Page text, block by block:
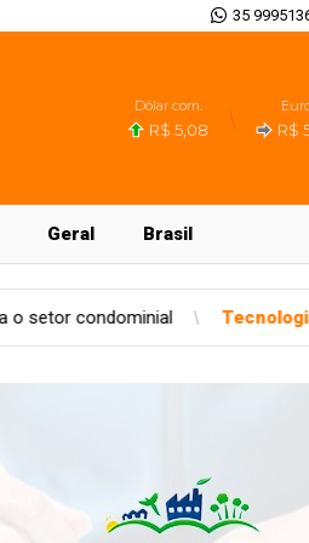
35
Dólar com.
R$ 5,08 R$
Geral Brasil
Tecnologia AI/R lança